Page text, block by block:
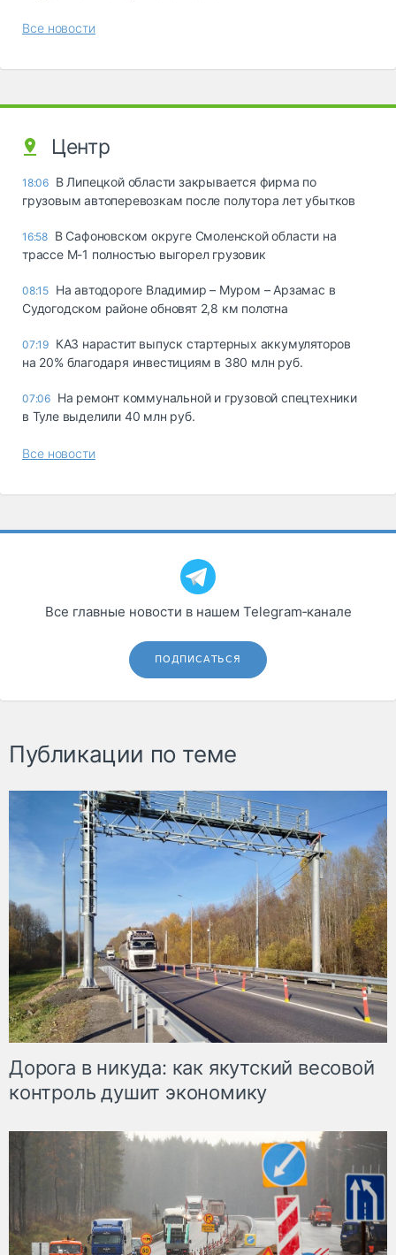
Все новости
Центр
18:06 В Липецкой области закрывается фирма по
грузовым автоперевозкам после полутора лет убытков
16:58 В Сафоновском округе Смоленской области на
трассе М-1 полностью выгорел грузовик
08:15 На автодороге Владимир – Муром – Арзамас в
Судогодском районе обновят 2,8 км полотна
07:19 КАЗ нарастит выпуск стартерных аккумуляторов
на 20% благодаря инвестициям в 380 млн руб.
07:06 На ремонт коммунальной и грузовой спецтехники
в Туле выделили 40 млн руб.
Все новости
Все главные новости в нашем Telegram‑канале
ПОДПИСАТЬСЯ
Публикации по теме
Дорога в никуда: как якутский весовой
контроль душит экономику